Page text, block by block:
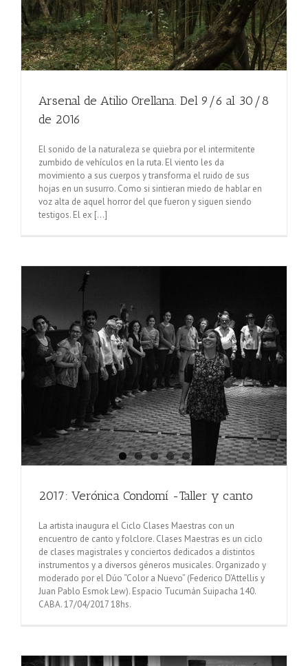
Arsenal de Atilio Orellana. Del 9/6 al 30/8
de 2016
El sonido de la naturaleza se quiebra por el intermitente
zumbido de vehículos en la ruta. El viento les da
movimiento a sus cuerpos y transforma el ruido de sus
hojas en un susurro. Como si sintieran miedo de hablar en
voz alta de aquel horror del que fueron y siguen siendo
testigos. El ex [...]
2017: Verónica Condomí -Taller y canto
La artista inaugura el Ciclo Clases Maestras con un
encuentro de canto y folclore. Clases Maestras es un ciclo
de clases magistrales y conciertos dedicados a distintos
instrumentos y a diversos géneros musicales. Organizado y
moderado por el Dúo “Color a Nuevo” (Federico D’Attellis y
Juan Pablo Esmok Lew). Espacio Tucumán Suipacha 140.
CABA. 17/04/2017 18hs.